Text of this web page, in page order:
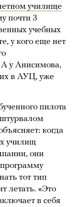
училище
почти 3
учебных
у кого еще нет
А у Анисимова,
в АУЦ, уже
пилота
штурвалом
когда
училищ
они
программу
тот тип
летать. «Это
в себя